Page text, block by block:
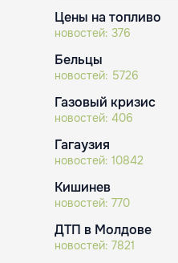
Цены на топливо
новостей: 376
Бельцы
новостей: 5726
Газовый кризис
новостей: 406
Гагаузия
новостей: 10842
Кишинев
новостей: 770
ДТП в Молдове
новостей: 7821